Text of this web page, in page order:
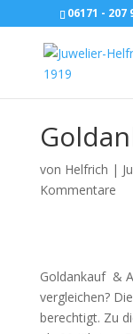
06171 - 207
von Helfrich |
Kommentare
Goldankauf &
vergleichen?
berechtigt. Zu